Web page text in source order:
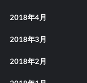
2018年4月
2018年3月
2018年2月